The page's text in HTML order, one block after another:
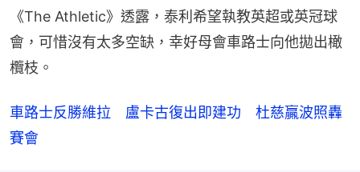
《The Athletic》透露，泰利希望執教英超或英冠球
會，可惜沒有太多空缺，幸好母會車路士向他拋出橄
欖枝。
車路士反勝維拉　盧卡古復出即建功　杜慈贏波照轟
賽會